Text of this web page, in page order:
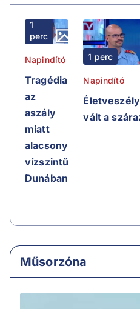
1
perc
Napindító
Tragédia
az
aszály
miatt
alacsony
vízszintű
Dunában
1 perc
Napindító
vált a
Műsorzóna